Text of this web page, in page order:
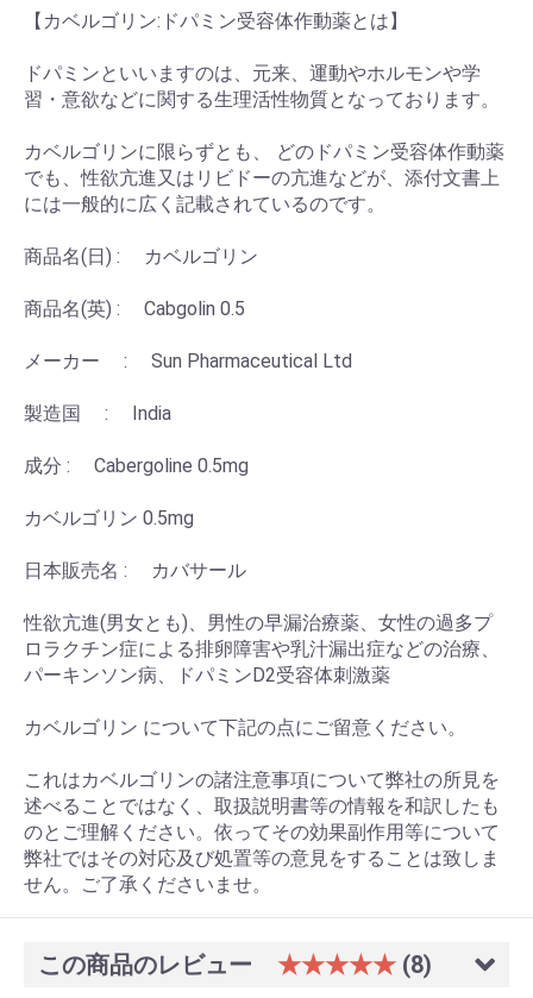
【カベルゴリン:ドパミン受容体作動薬とは】
ドパミンといいますのは、元来、運動やホルモンや学
習・意欲などに関する生理活性物質となっております。
カベルゴリンに限らずとも、 どのドパミン受容体作動薬
でも、性欲亢進又はリビドーの亢進などが、添付文書上
には一般的に広く記載されているのです。
商品名(日) : カベルゴリン
商品名(英) : Cabgolin 0.5
メーカー : Sun Pharmaceutical Ltd
製造国 : India
成分 : Cabergoline 0.5mg
カベルゴリン 0.5mg
日本販売名 : カバサール
性欲亢進(男女とも)、男性の早漏治療薬、女性の過多プ
ロラクチン症による排卵障害や乳汁漏出症などの治療、
パーキンソン病、ドパミンD2受容体刺激薬
カベルゴリン について下記の点にご留意ください。
これはカベルゴリンの諸注意事項について弊社の所見を
述べることではなく、取扱説明書等の情報を和訳したも
のとご理解ください。依ってその効果副作用等について
弊社ではその対応及び処置等の意見をすることは致しま
せん。ご了承くださいませ。
この商品のレビュー ★★★★★ (8)